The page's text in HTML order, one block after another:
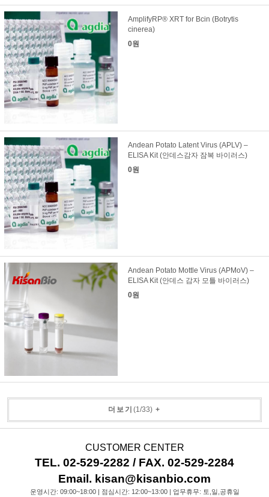
AmplifyRP® XRT for Bcin (Botrytis
cinerea)
0원
Andean Potato Latent Virus (APLV) –
ELISA Kit (안데스감자 잠복 바이러스)
0원
Andean Potato Mottle Virus (APMoV) –
ELISA Kit (안데스 감자 모틀 바이러스)
0원
더보기 (1/33) +
CUSTOMER CENTER
TEL. 02-529-2282 / FAX. 02-529-2284
Email. kisan@kisanbio.com
운영시간: 09:00~18:00 | 점심시간: 12:00~13:00 | 업무휴무: 토,일,공휴일